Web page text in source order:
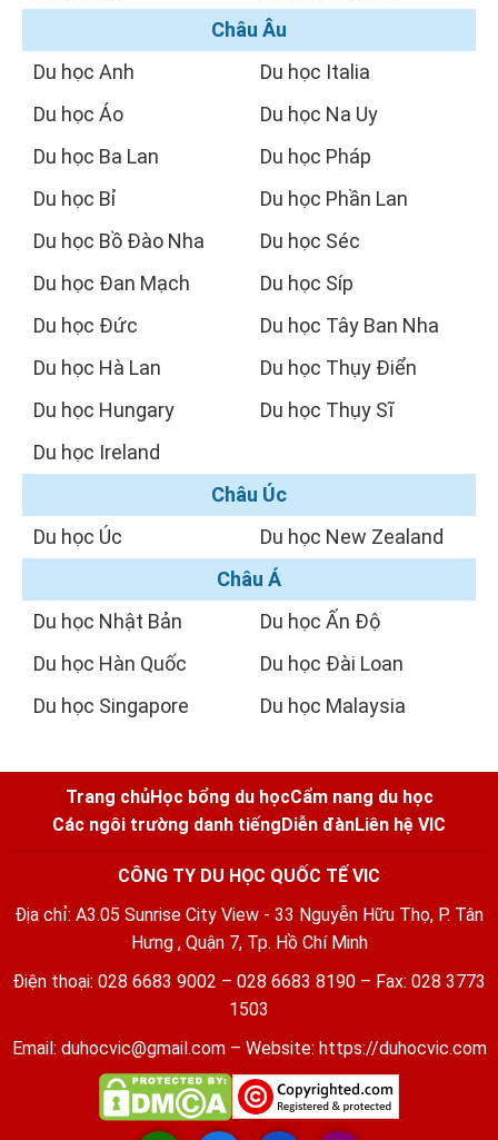
Châu Âu
Du học Anh
Du học Áo
Du học Ba Lan
Du học Bỉ
Du học Bồ Đào Nha
Du học Đan Mạch
Du học Đức
Du học Hà Lan
Du học Hungary
Du học Ireland
Du học Italia
Du học Na Uy
Du học Pháp
Du học Phần Lan
Du học Séc
Du học Síp
Du học Tây Ban Nha
Du học Thụy Điển
Du học Thụy Sĩ
Châu Úc
Du học Úc
Du học New Zealand
Châu Á
Du học Nhật Bản
Du học Hàn Quốc
Du học Singapore
Du học Ấn Độ
Du học Đài Loan
Du học Malaysia
Trang chủHọc bổng du họcCẩm nang du học
Các ngôi trường danh tiếngDiễn đànLiên hệ VIC
CÔNG TY DU HỌC QUỐC TẾ VIC
Địa chỉ: A3.05 Sunrise City View - 33 Nguyễn Hữu Thọ, P. Tân
Hưng , Quận 7, Tp. Hồ Chí Minh
Điện thoại: 028 6683 9002 – 028 6683 8190 – Fax: 028 3773
1503
Email: duhocvic@gmail.com– Website: https://duhocvic.com